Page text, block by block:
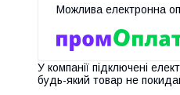
У компанії підключені
будь-який товар не